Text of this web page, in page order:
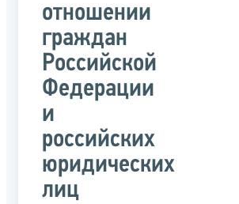
отношении
граждан
Российской
Федерации
и
российских
юридических
лиц